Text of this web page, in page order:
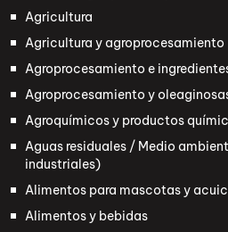
Agricultura
Agricultura y agroprocesamiento
Agroprocesamiento e
Agroprocesamiento y
Agroquímicos y productos
Aguas residuales / Medio
industriales)
Alimentos para mascotas y
Alimentos y bebidas